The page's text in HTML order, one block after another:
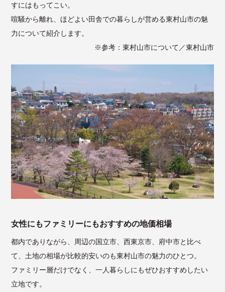
すにはもってこい。
喧騒から離れ、ほどよい田舎での暮らしが営める東村山市の魅
力について紹介します。
※参考： 東村山市について／東村山市
女性にもファミリーにもおすすめの地価相場
都内でありながら、周辺の国立市、西東京市、府中市と比べ
て、土地の相場が比較的安いのも東村山市の魅力のひとつ。
ファミリー層だけでなく、一人暮らしにもぜひおすすめしたい
立地です。